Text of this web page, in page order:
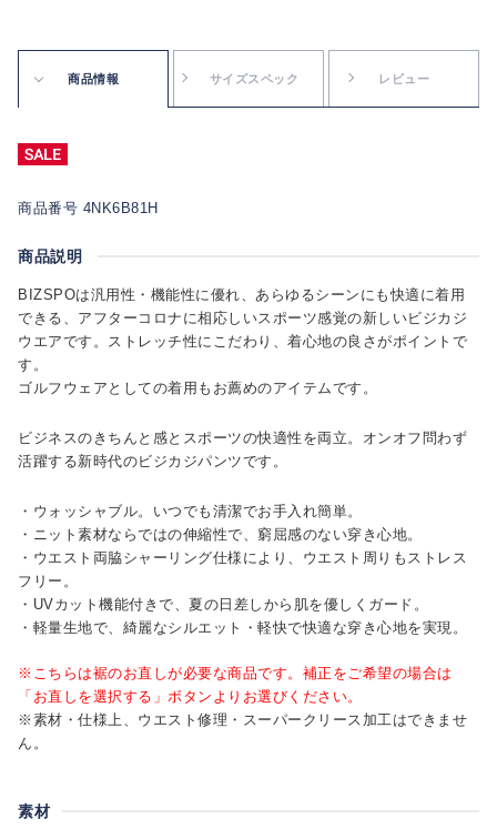
商品情報 サイズスペック レビュー
商品番号 4NK6B81H
商品説明
BIZSPOは汎用性・機能性に優れ、あらゆるシーンにも快適に着用
できる、アフターコロナに相応しいスポーツ感覚の新しいビジカジ
ウエアです。ストレッチ性にこだわり、着心地の良さがポイントで
す。
ゴルフウェアとしての着用もお薦めのアイテムです。
ビジネスのきちんと感とスポーツの快適性を両立。オンオフ問わず
活躍する新時代のビジカジパンツです。
・ウォッシャブル。いつでも清潔でお手入れ簡単。
・ニット素材ならではの伸縮性で、窮屈感のない穿き心地。
・ウエスト両脇シャーリング仕様により、ウエスト周りもストレス
フリー。
・UVカット機能付きで、夏の日差しから肌を優しくガード。
・軽量生地で、綺麗なシルエット・軽快で快適な穿き心地を実現。
※こちらは裾のお直しが必要な商品です。補正をご希望の場合は
「お直しを選択する」ボタンよりお選びください。
※素材・仕様上、ウエスト修理・スーパークリース加工はできませ
ん。
素材